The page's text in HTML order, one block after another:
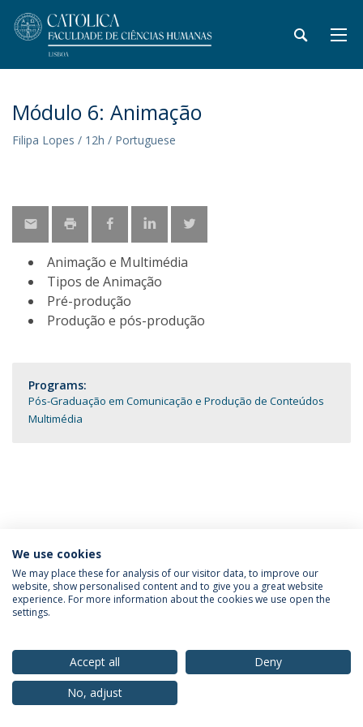
Módulo 6: Animação
Filipa Lopes / 12h / Portuguese
Animação e Multimédia
Tipos de Animação
Pré-produção
Produção e pós-produção
Programs:
Pós-Graduação em Comunicação e Produção de Conteúdos
Multimédia
Privacy Policy Terms & Conditions Rights of Data Subjects
© 2026 Universidade Católica Portuguesa
We use cookies
We may place these for analysis of our visitor data, to improve our
website, show personalised content and to give you a great website
experience. For more information about the cookies we use open the
settings.
Accept all
Deny
No, adjust